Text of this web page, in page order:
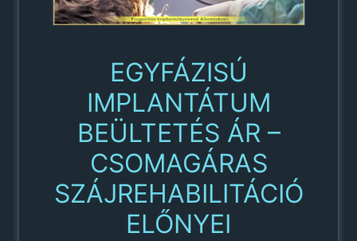
EGYFÁZISÚ
IMPLANTÁTUM
BEÜLTETÉS ÁR –
CSOMAGÁRAS
SZÁJREHABILITÁCIÓ
ELŐNYEI